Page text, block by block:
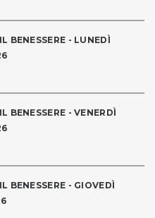
BENESSERE - LUNEDÌ
BENESSERE - VENERDÌ
BENESSERE - GIOVEDÌ